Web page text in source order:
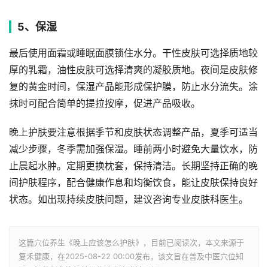
5、保湿
最后使用面霜或睡眠面膜锁住水分。干性皮肤可选择质地较
厚的乳霜，油性皮肤可选择清爽的凝胶质地。夜间是皮肤修
复的黄金时间，保湿产品能形成保护膜，防止水分流失。涂
抹时可配合简单的提拉按摩，促进产品吸收。
晚上护肤要注意根据季节和皮肤状态调整产品，夏季可适当
减少步骤，冬季需加强保湿。睡前两小时避免大量饮水，防
止晨起水肿。定期更换枕套，保持清洁。长期坚持正确的晚
间护肤程序，配合健康作息和均衡饮食，能让皮肤保持良好
状态。如出现持续皮肤问题，建议咨询专业皮肤科医生。
这篇穴位养生《晚上应该怎么护肤》，目前已阅读次，本文来源于
复禾健康，在2025-08-22 00:00发布，该文旨在普及中医穴位知